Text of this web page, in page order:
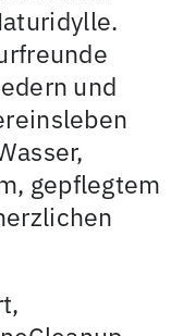
und
gepflegtem